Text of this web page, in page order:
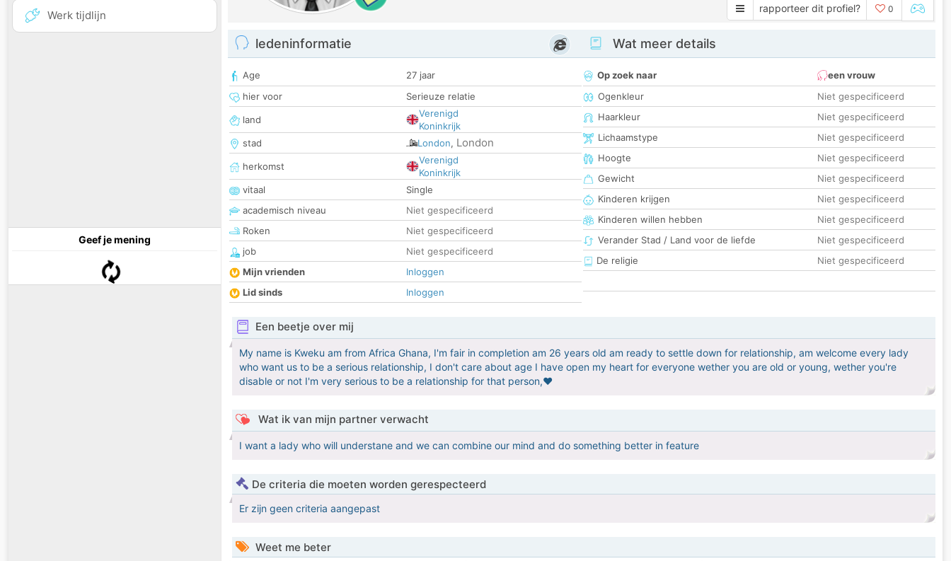
Werk tijdlijn
Geef je mening
rapporteer dit profiel? 0
ledeninformatie
Age
27 jaar
hier voor
Serieuze relatie
land
Verenigd
Koninkrijk
stad
London, London
herkomst
Verenigd
Koninkrijk
vitaal
Single
academisch niveau
Niet gespecificeerd
Roken
Niet gespecificeerd
job
Niet gespecificeerd
Mijn vrienden
Inloggen
Lid sinds
Inloggen
Wat meer details
Op zoek naar
een vrouw
Ogenkleur
Niet gespecificeerd
Haarkleur
Niet gespecificeerd
Lichaamstype
Niet gespecificeerd
Hoogte
Niet gespecificeerd
Gewicht
Niet gespecificeerd
Kinderen krijgen
Niet gespecificeerd
Kinderen willen hebben
Niet gespecificeerd
Verander Stad / Land voor de liefde
Niet gespecificeerd
De religie
Niet gespecificeerd
Een beetje over mij
My name is Kweku am from Africa Ghana, I'm fair in completion am 26 years old am ready to settle down for relationship, am welcome every lady
who want us to be a serious relationship, I don't care about age I have open my heart for everyone wether you are old or young, wether you're
disable or not I'm very serious to be a relationship for that person,♥️
Wat ik van mijn partner verwacht
I want a lady who will understane and we can combine our mind and do something better in feature
De criteria die moeten worden gerespecteerd
Er zijn geen criteria aangepast
Weet me beter